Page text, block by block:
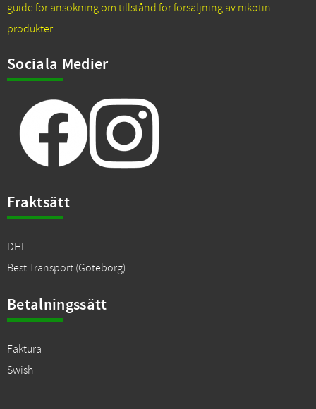
guide för ansökning om tillstånd för försäljning av nikotin
produkter
Sociala Medier
Fraktsätt
DHL
Best Transport (Göteborg)
Betalningssätt
Faktura
Swish